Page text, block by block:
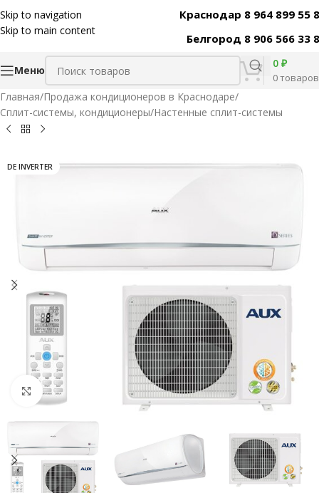
Skip to navigation
Skip to main content
Краснодар 8 964 899 55
Белгород 8 906 566 33
Меню
0товаров
0 ₽
Главная/Продажа кондиционеров в Краснодаре/
Сплит-системы, кондиционеры/Настенные сплит-системы
Код товара:11433
DE INVERTER
Нажмите, чтобы увеличить